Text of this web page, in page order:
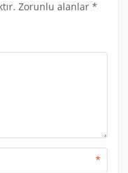
Zorunlu alanlar *
*